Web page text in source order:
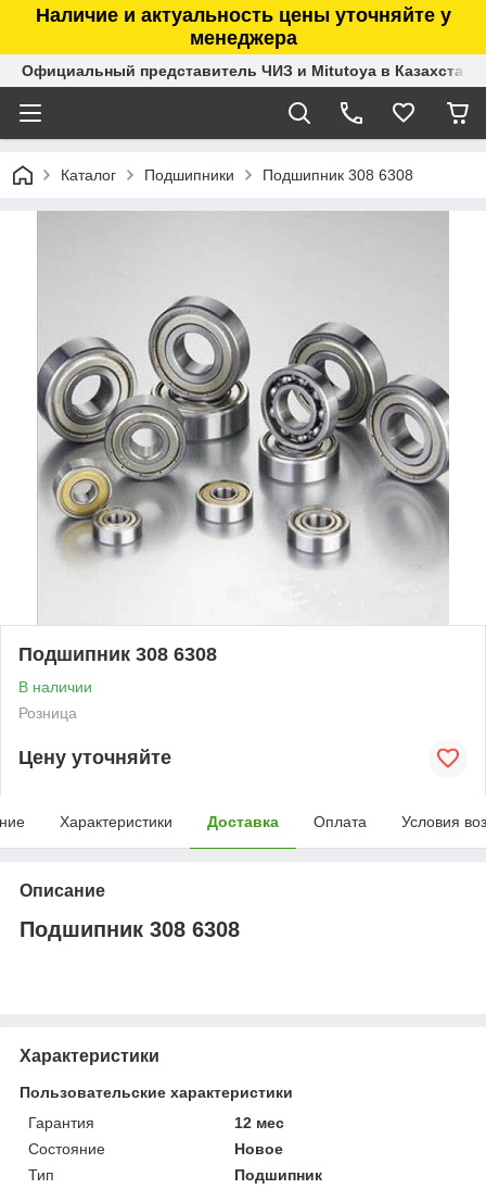
Наличие и актуальность цены уточняйте у
менеджера
Официальный представитель ЧИЗ и Mitutoya в Казахстане
Каталог Подшипники Подшипник 308 6308
Подшипник 308 6308
В наличии
Розница
Цену уточняйте
Характеристики Доставка Оплата Условия
Описание
Подшипник 308 6308
Характеристики
Пользовательские характеристики
Гарантия
12 мес
Состояние
Новое
Тип
Подшипник